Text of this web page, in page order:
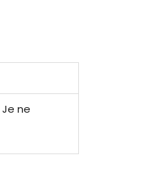
Je ne